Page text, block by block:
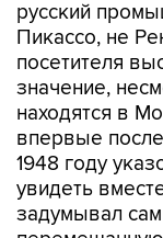
русский
Пикассо, не
посетителя
значение,
находятся в
впервые
1948 году
увидеть
задумывал